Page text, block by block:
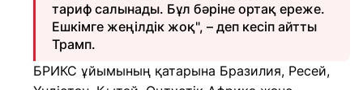
тариф салынады. Бұл бәріне ортақ ереже.
Ешкімге жеңілдік жоқ", – деп кесіп айтты
Трамп.
БРИКС ұйымының қатарына Бразилия, Ресей,